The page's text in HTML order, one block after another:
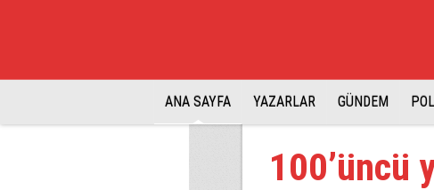
ANA SAYFA YAZARLAR GÜNDEM
100’üncü